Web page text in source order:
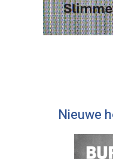
Nieuwe